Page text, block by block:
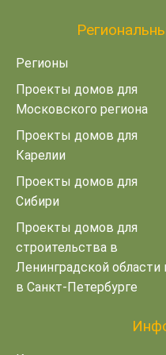
Регионы
Проекты домов для
Московского региона
Проекты домов для
Карелии
Проекты домов для
Сибири
Проекты домов для
строительства в
Ленинградской области
в Санкт-Петербурге